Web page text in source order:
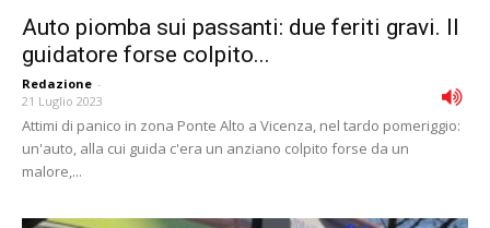
Auto piomba sui passanti: due feriti gravi. Il
guidatore forse colpito...
Redazione -
21 Luglio 2023
Attimi di panico in zona Ponte Alto a Vicenza, nel tardo pomeriggio:
un'auto, alla cui guida c'era un anziano colpito forse da un
malore,...